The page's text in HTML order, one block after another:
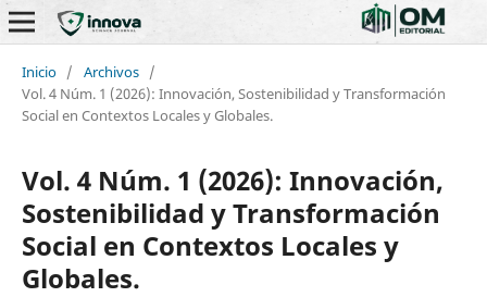
Inicio / Archivos /
Vol. 4 Núm. 1 (2026): Innovación, Sostenibilidad y Transformación
Social en Contextos Locales y Globales.
Vol. 4 Núm. 1 (2026): Innovación,
Sostenibilidad y Transformación
Social en Contextos Locales y
Globales.